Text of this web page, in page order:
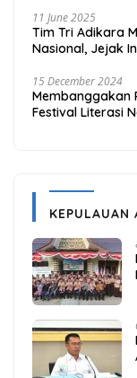
11 June 2025
Tim Tri Adikara
Nasional, Jejak
15 December 2024
Membanggakan
Festival Literasi
KEPULAUAN